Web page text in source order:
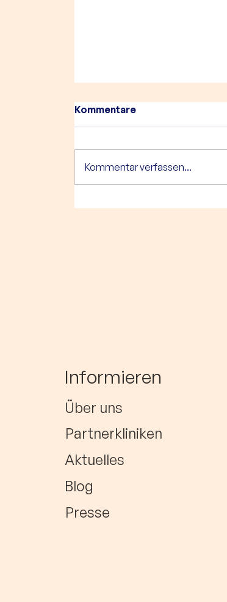
Kommentare
Kommentar verfassen...
Informieren
Über uns
Partnerkliniken
Aktuelles
Blog
Presse